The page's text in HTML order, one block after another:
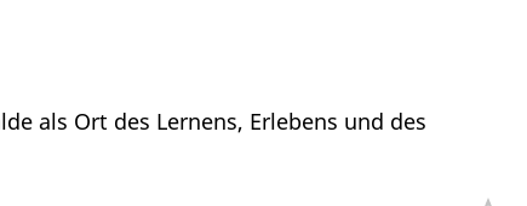
als Ort des Lernens, Erlebens und des